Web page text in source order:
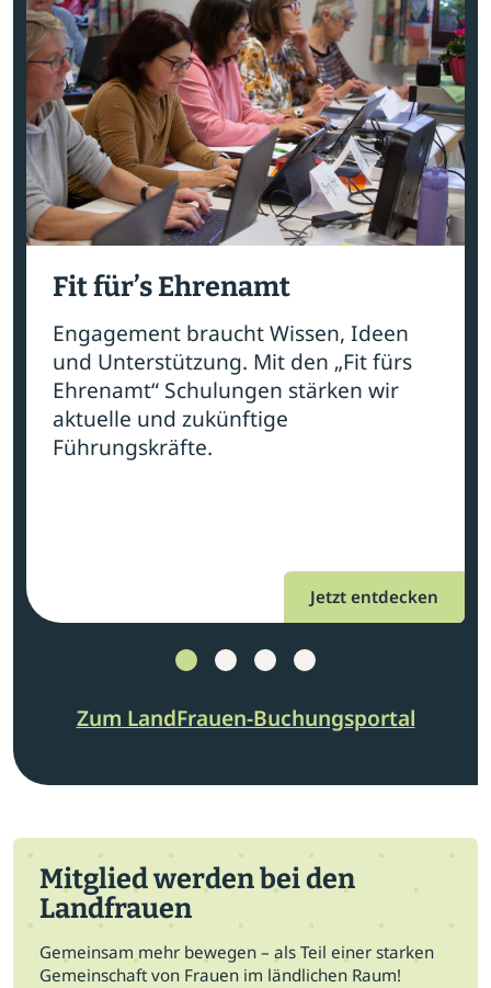
Fit für’s Ehrenamt
Engagement braucht Wissen, Ideen
und Unterstützung. Mit den „Fit fürs
Ehrenamt“ Schulungen stärken wir
aktuelle und zukünftige
Führungskräfte.
Jetzt entdecken
Zum LandFrauen-Buchungsportal
Mitglied werden bei den
Landfrauen
Gemeinsam mehr bewegen – als Teil einer starken
Gemeinschaft von Frauen im ländlichen Raum!